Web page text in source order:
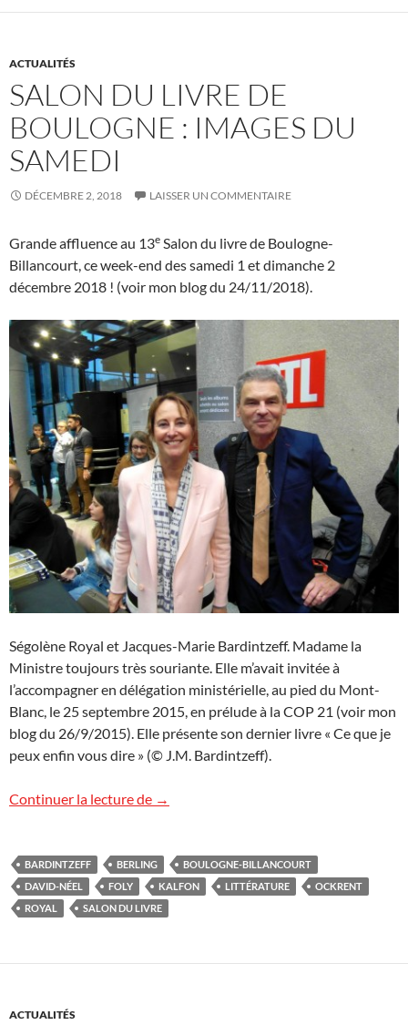
ACTUALITÉS
SALON DU LIVRE DE
BOULOGNE : IMAGES DU
SAMEDI
DÉCEMBRE 2, 2018 LAISSER UN COMMENTAIRE
Grande affluence au 13e Salon du livre de Boulogne-
Billancourt, ce week-end des samedi 1 et dimanche 2
décembre 2018 ! (voir mon blog du 24/11/2018).
Ségolène Royal et Jacques-Marie Bardintzeff. Madame la
Ministre toujours très souriante. Elle m’avait invitée à
l’accompagner en délégation ministérielle, au pied du Mont-
Blanc, le 25 septembre 2015, en prélude à la COP 21 (voir mon
blog du 26/9/2015). Elle présente son dernier livre « Ce que je
peux enfin vous dire » (© J.M. Bardintzeff).
Continuer la lecture de Salon du livre de Boulogne : images du
→
BARDINTZEFF BERLING
BOULOGNE-BILLANCOURT
DAVID-NÉEL
FOLY KALFON LITTÉRATURE
OCKRENT
ROYAL
SALON DU LIVRE
ACTUALITÉS